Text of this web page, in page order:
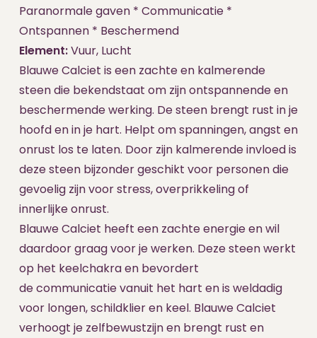
Paranormale gaven * Communicatie *
Ontspannen * Beschermend
Element:Vuur, Lucht
Blauwe Calciet is een zachte en kalmerende
steen die bekendstaat om zijn ontspannende en
beschermende werking. De steen brengt rust in je
hoofd en in je hart. Helpt om spanningen, angst en
onrust los te laten. Door zijn kalmerende invloed is
deze steen bijzonder geschikt voor personen die
gevoelig zijn voor stress, overprikkeling of
innerlijke onrust.
Blauwe Calciet heeft een zachte energie en wil
daardoor graag voor je werken. Deze steen werkt
op het keelchakra en bevordert
de communicatie vanuit het hart en is weldadig
voor longen, schildklier en keel. Blauwe Calciet
verhoogt je zelfbewustzijn en brengt rust en